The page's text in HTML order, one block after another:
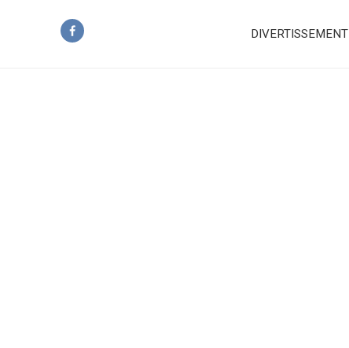
DIVERTISSEMENT